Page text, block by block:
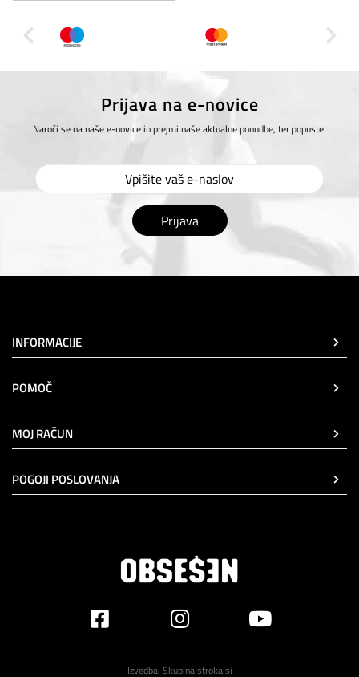
Prijava na e-novice
Naroči se na naše e-novice in prejmi naše aktualne ponudbe, ter popuste.
Prijava
INFORMACIJE
POMOČ
MOJ RAČUN
POGOJI POSLOVANJA
Izvedba: Skupina stroka.si